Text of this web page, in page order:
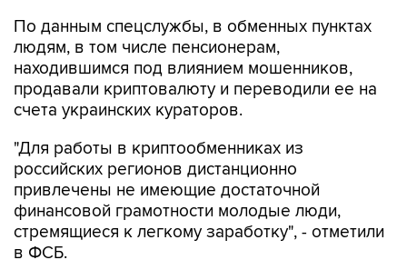
По данным спецслужбы, в обменных пунктах
людям, в том числе пенсионерам,
находившимся под влиянием мошенников,
продавали криптовалюту и переводили ее на
счета украинских кураторов.
"Для работы в криптообменниках из
российских регионов дистанционно
привлечены не имеющие достаточной
финансовой грамотности молодые люди,
стремящиеся к легкому заработку", - отметили
в ФСБ.